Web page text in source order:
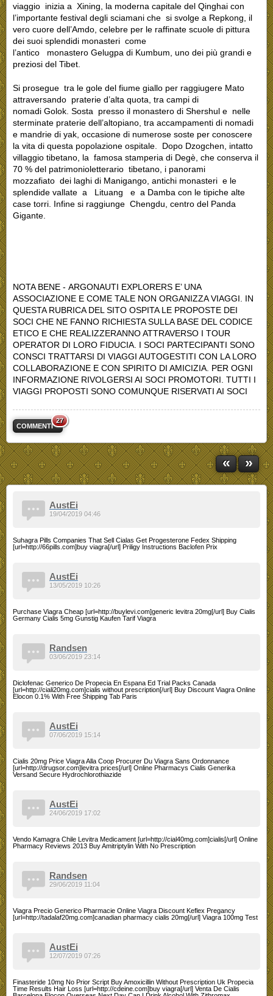
viaggio inizia a Xining, la moderna capitale del Qinghai con
l’importante festival degli sciamani che si svolge a Repkong, il
vero cuore dell’Amdo, celebre per le raffinate scuole di pittura
dei suoi splendidi monasteri come
l’antico monastero Gelugpa di Kumbum, uno dei più grandi e
preziosi del Tibet.
Si prosegue tra le gole del fiume giallo per raggiugere Mato
attraversando praterie d’alta quota, tra campi di
nomadi Golok. Sosta presso il monastero di Shershul e nelle
sterminate praterie dell’altopiano, tra accampamenti di nomadi
e mandrie di yak, occasione di numerose soste per conoscere
la vita di questa popolazione ospitale. Dopo Dzogchen, intatto
villaggio tibetano, la famosa stamperia di Degè, che conserva il
70 % del patrimonioletterario tibetano, i panorami
mozzafiato dei laghi di Manigango, antichi monasteri e le
splendide vallate a Lituang e a Damba con le tipiche alte
case torri. Infine si raggiunge Chengdu, centro del Panda
Gigante.
NOTA BENE - ARGONAUTI EXPLORERS E’ UNA
ASSOCIAZIONE E COME TALE NON ORGANIZZA VIAGGI. IN
QUESTA RUBRICA DEL SITO OSPITA LE PROPOSTE DEI
SOCI CHE NE FANNO RICHIESTA SULLA BASE DEL CODICE
ETICO E CHE REALIZZERANNO ATTRAVERSO I TOUR
OPERATOR DI LORO FIDUCIA. I SOCI PARTECIPANTI SONO
CONSCI TRATTARSI DI VIAGGI AUTOGESTITI CON LA LORO
COLLABORAZIONE E CON SPIRITO DI AMICIZIA. PER OGNI
INFORMAZIONE RIVOLGERSI AI SOCI PROMOTORI. TUTTI I
VIAGGI PROPOSTI SONO COMUNQUE RISERVATI AI SOCI
COMMENTI
27
« »
AustEi
Suhagra Pills Companies That Sell Cialas Get Progesterone Fedex Shipping
[url=http://66pills.com]buy viagra[/url] Priligy Instructions Baclofen Prix
19/04/2019 04:46
AustEi
Purchase Viagra Cheap [url=http://buylevi.com]generic levitra 20mg[/url] Buy Cialis
Germany Cialis 5mg Gunstig Kaufen Tarif Viagra
13/05/2019 10:26
Randsen
Diclofenac Generico De Propecia En Espana Ed Trial Packs Canada
[url=http://ciali20mg.com]cialis without prescription[/url] Buy Discount Viagra Online
Elocon 0.1% With Free Shipping Tab Paris
03/06/2019 23:14
AustEi
Cialis 20mg Price Viagra Alla Coop Procurer Du Viagra Sans Ordonnance
[url=http://drugsor.com]levitra prices[/url] Online Pharmacys Cialis Generika
Versand Secure Hydrochlorothiazide
07/06/2019 15:14
AustEi
Vendo Kamagra Chile Levitra Medicament [url=http://cial40mg.com]cialis[/url] Online
Pharmacy Reviews 2013 Buy Amitriptylin With No Prescription
24/06/2019 17:02
Randsen
Viagra Precio Generico Pharmacie Online Viagra Discount Keflex Pregancy
[url=http://tadalaf20mg.com]canadian pharmacy cialis 20mg[/url] Viagra 100mg Test
29/06/2019 11:04
AustEi
Finasteride 10mg No Prior Script Buy Amoxicillin Without Prescription Uk Propecia
Time Results Hair Loss [url=http://cdeine.com]buy viagra[/url] Venta De Cialis
12/07/2019 07:26